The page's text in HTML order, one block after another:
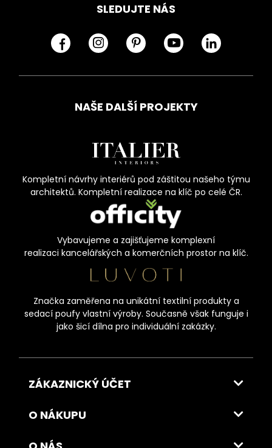
SLEDUJTE NÁS
NAŠE DALŠÍ PROJEKTY
Kompletní návrhy interiérů pod záštitou našeho týmu
architektů. Kompletní realizace na klíč po celé ČR.
Vybavujeme a zajišťujeme komplexní
realizaci kancelářských a komerčních prostor na klíč.
Značka zaměřena na unikátní textilní produkty a
sedací poufy vlastní výroby. Současně však funguje i
jako šicí dílna pro individuální zakázky.
ZÁKAZNICKÝ ÚČET
O NÁKUPU